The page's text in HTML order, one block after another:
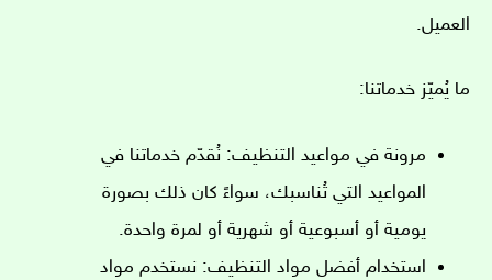
العميل.
ما يُميّز خدماتنا:
مرونة في مواعيد التنظيف: نُقدّم خدماتنا في
المواعيد التي تُناسبك، سواءً كان ذلك بصورة
يومية أو أسبوعية أو شهرية أو لمرة واحدة.
استخدام أفضل مواد التنظيف: نستخدم مواد